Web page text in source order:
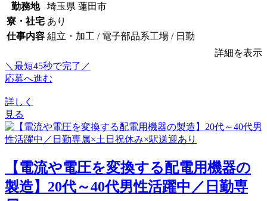
勤務地
埼玉県 蓮田市
寮・社宅 あり
仕事内容 組立・加工 / 電子部品系工場 / 日勤
詳細を表示
＼最短45秒で完了／
応募へ進む
詳しく
見る
【電流や電圧を変換する配電用機器の
製造】20代～40代男性活躍中／日勤専